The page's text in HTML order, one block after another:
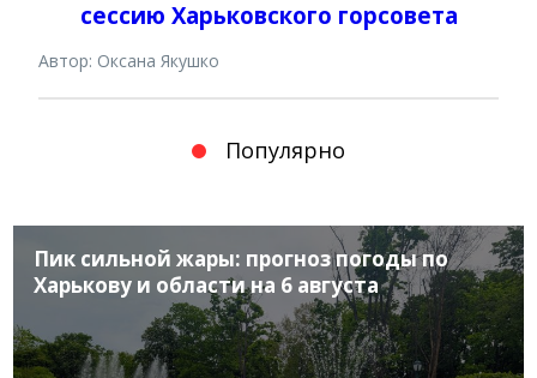
сессию Харьковского горсовета
Автор: Оксана Якушко
Популярно
Пик сильной жары: прогноз погоды по
Харькову и области на 6 августа